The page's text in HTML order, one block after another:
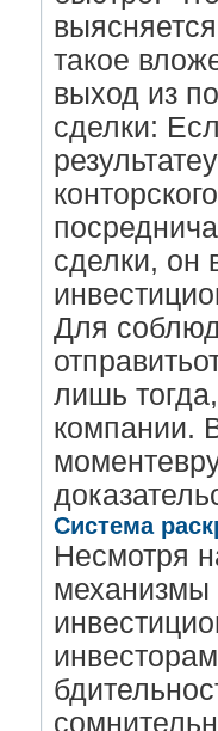
такое
выход из
сделки:
сделки, он
Для
лишь
компании.
Система
Несмотря
механизмы